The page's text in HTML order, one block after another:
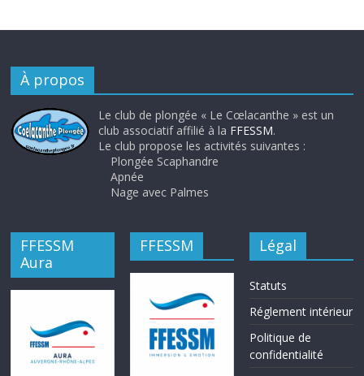
À propos
Le club de plongée « Le Cœlacanthe » est un
club associatif affilié à la FFESSM.
Le club propose les activités suivantes :
Plongée Scaphandre
Apnée
Nage avec Palmes
FFESSM
Aura
FFESSM Légal
Statuts
Réglement intérieur
Politique de
confidentialité